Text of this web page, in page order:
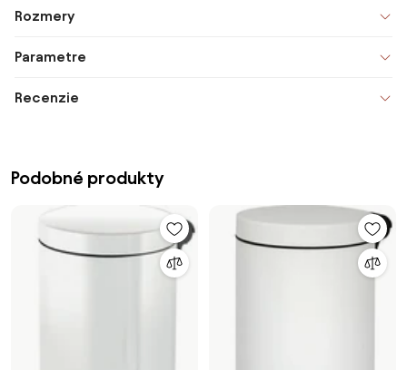
Rozmery
Parametre
Recenzie
Podobné produkty